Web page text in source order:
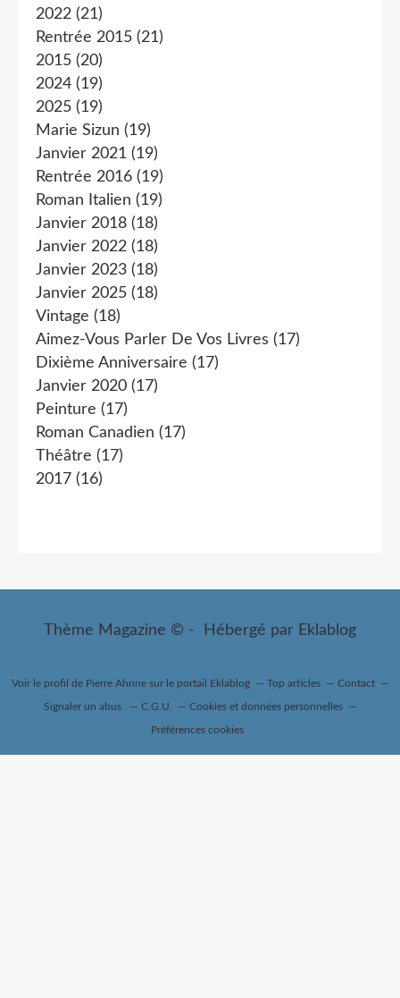
2022 (21)
Rentrée 2015 (21)
2015 (20)
2024 (19)
2025 (19)
Marie Sizun (19)
Janvier 2021 (19)
Rentrée 2016 (19)
Roman Italien (19)
Janvier 2018 (18)
Janvier 2022 (18)
Janvier 2023 (18)
Janvier 2025 (18)
Vintage (18)
Aimez-Vous Parler De Vos Livres (17)
Dixième Anniversaire (17)
Janvier 2020 (17)
Peinture (17)
Roman Canadien (17)
Théâtre (17)
2017 (16)
Thème Magazine © - Hébergé par Eklablog
Voir le profil de Pierre Ahnnesur le portail Eklablog Top articles Contact
Signaler un abus C.G.U. Cookies et données personnelles
Préférences cookies